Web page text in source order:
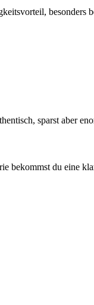
besonders
sparst aber
bekommst du eine